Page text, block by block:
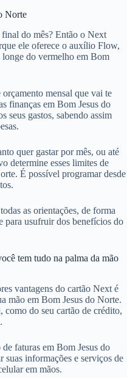
Norte
do mês? Então o Next
ele oferece o auxílio Flow,
longe do vermelho em Bom
mensal que vai te
finanças em Bom Jesus do
seus gastos, sabendo assim
quer gastar por mês, ou até
determine esses limites de
É possível programar desde
as orientações, de forma
para usufruir dos benefícios do
tem tudo na palma da mão
vantagens do cartão Next é
mão em Bom Jesus do Norte.
como do seu cartão de crédito,
de faturas em Bom Jesus do
suas informações e serviços de
em mãos.